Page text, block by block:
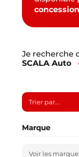
Je recherche
SCALA Auto
Marque